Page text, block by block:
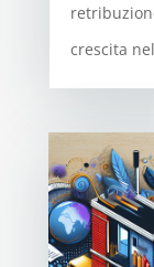
crescita